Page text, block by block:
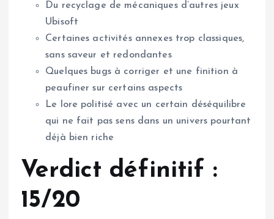
Du recyclage de mécaniques d’autres jeux
Ubisoft
Certaines activités annexes trop classiques,
sans saveur et redondantes
Quelques bugs à corriger et une finition à
peaufiner sur certains aspects
Le lore politisé avec un certain déséquilibre
qui ne fait pas sens dans un univers pourtant
déjà bien riche
Verdict définitif :
15/20